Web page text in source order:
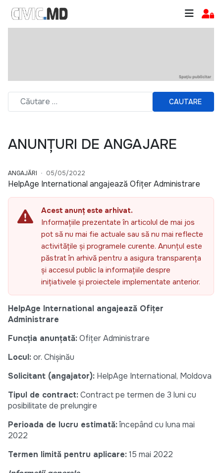
CAUTARE
ANUNȚURI DE ANGAJARE
ANGAJĂRI 05/05/2022
HelpAge International angajează Ofițer Administrare
Acest anunț este arhivat.
Informațiile prezentate în articolul de mai jos
pot să nu mai fie actuale sau să nu mai reflecte
activitățile și programele curente. Anunțul este
păstrat în arhivă pentru a asigura transparența
și accesul public la informațiile despre
inițiativele și proiectele implementate anterior.
HelpAge International angajează Ofițer
Administrare
Funcția anunțată:Ofițer Administrare
Locul:or. Chișinău
Solicitant (angajator): HelpAge International, Moldova
Tipul de contract:Contract pe termen de 3 luni cu
posibilitate de prelungire
Perioada de lucru estimată:începând cu luna mai
2022
Termen limită pentru aplicare:15 mai 2022